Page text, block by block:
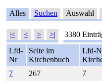
Alles Suchen Auswahl
|< < > >| 3380
Lfd-
Nr
Seite im
Kirchenbuch
Lfd-
7
267 7